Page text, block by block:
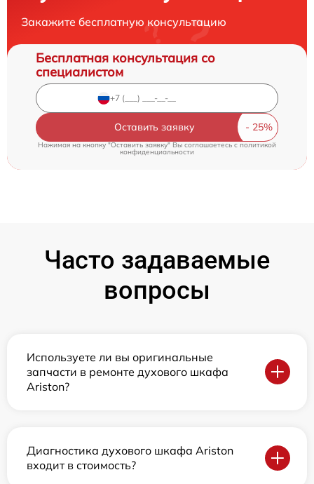
Закажите бесплатную консультацию
Бесплатная консультация со
специалистом
Оставить заявку
Нажимая на кнопку "Оставить заявку" Вы соглашаетесь cполитикой
конфиденциальности
Часто задаваемые
вопросы
Используете ли вы оригинальные
запчасти в ремонте духового шкафа
Ariston?
Диагностика духового шкафа Ariston
входит в стоимость?